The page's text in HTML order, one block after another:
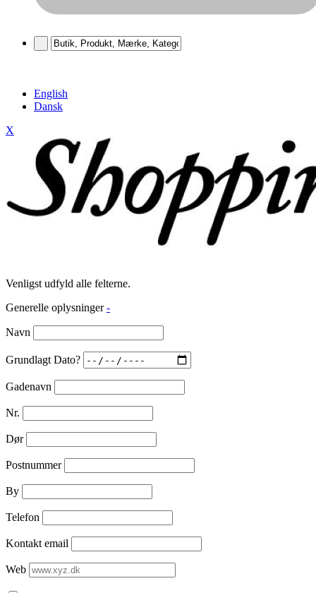
English
Dansk
X
Venligst udfyld alle felterne.
Generelle oplysninger -
Navn
Grundlagt Dato?
Gadenavn
Nr.
Dør
Postnummer
By
Telefon
Kontakt email
Web